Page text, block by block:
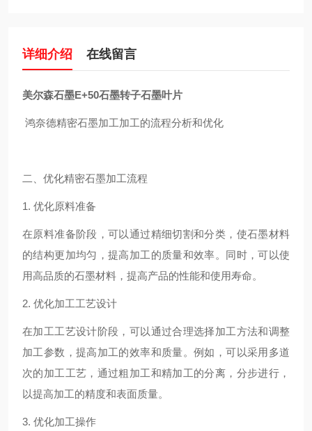
详细介绍 在线留言
美尔森石墨E+50石墨转子石墨叶片
鸿奈德精密石墨加工加工的流程分析和优化
二、优化精密石墨加工流程
1. 优化原料准备
在原料准备阶段，可以通过精细切割和分类，使石墨材料
的结构更加均匀，提高加工的质量和效率。同时，可以使
用高品质的石墨材料，提高产品的性能和使用寿命。
2. 优化加工工艺设计
在加工工艺设计阶段，可以通过合理选择加工方法和调整
加工参数，提高加工的效率和质量。例如，可以采用多道
次的加工工艺，通过粗加工和精加工的分离，分步进行，
以提高加工的精度和表面质量。
3. 优化加工操作